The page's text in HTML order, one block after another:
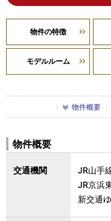
物件の特徴
モデルルーム
物件概要
物件概要
交通機関
JR山手
JR京浜
新交通